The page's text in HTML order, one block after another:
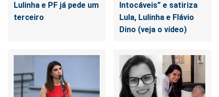
Lulinha e PF já pede um
terceiro
Intocáveis” e satiriza
Lula, Lulinha e Flávio
Dino (veja o vídeo)